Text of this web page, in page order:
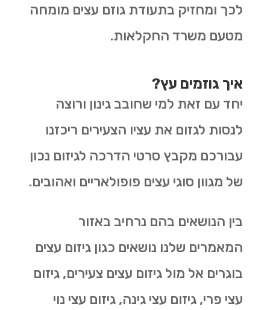
לכך ומחזיק בתעודת גוזם עצים מומחה
מטעם משרד החקלאות.
איך גוזמים עץ?
יחד עם זאת למי שחובב גינון ורוצה
לנסות לגזום את עציו הצעירים ריכזנו
עבורכם מקבץ סרטי הדרכה לגיזום נכון
של מגוון סוגי עצים פופולאריים ואהובים.
בין הנושאים בהם נרחיב באזור
המאמרים שלנו נושאים כגון גיזום עצים
בוגרים אל מול גיזום עצים צעירים, גיזום
עצי פרי, גיזום עצי גינה, גיזום עצי נוי